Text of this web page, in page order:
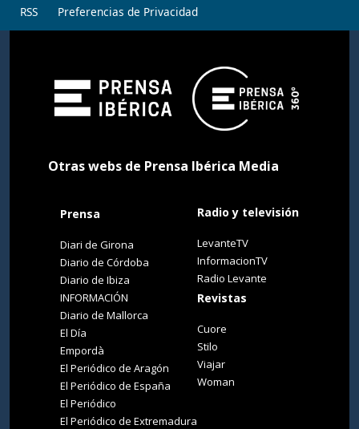
RSS Preferencias de Privacidad
Otras webs de Prensa Ibérica Media
Prensa
Diari de Girona
Diario de Córdoba
Diario de Ibiza
INFORMACIÓN
Diario de Mallorca
El Día
Empordà
El Periódico de Aragón
El Periódico de España
El Periódico
El Periódico de Extremadura
Radio y televisión
LevanteTV
InformacionTV
Radio Levante
Revistas
Cuore
Stilo
Viajar
Woman